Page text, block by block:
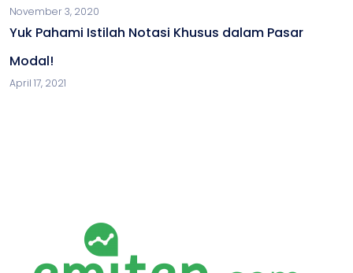
November 3, 2020
Yuk Pahami Istilah Notasi Khusus dalam Pasar
Modal!
April 17, 2021